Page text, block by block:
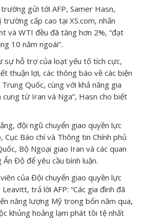
gửi tới AFP, Samer Hasn,
cấp cao tại XS.com, nhấn
và WTI đều đã tăng hơn 2%, “đạt
10 năm ngoái”.
sự hỗ trợ của loạt yếu tố tích cực,
thuận lợi, các thông báo về các biện
Quốc, cùng với khả năng gia
cung từ Iran và Nga”, Hasn cho biết
đội ngũ chuyển giao quyền lực
Báo chí và Thông tin Chính phủ
Bộ Ngoại giao Iran và các quan
Độ để yêu cầu bình luận.
của Đội chuyển giao quyền lực
trả lời AFP: “Các gia đình đã
năng lượng Mỹ trong bốn năm qua,
khủng hoảng lạm phát tồi tệ nhất